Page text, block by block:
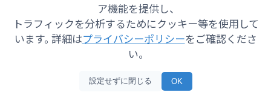
ア機能を提供し、
トラフィックを分析するためにクッキー等を使用して
います。 詳細はプライバシーポリシーをご確認くださ
い。
設定せずに閉じる OK
All Rights Reserved.